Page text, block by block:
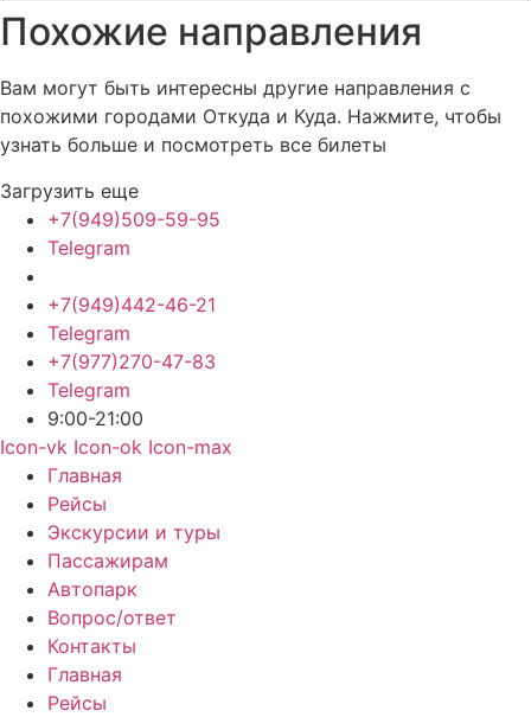
Похожие направления
Вам могут быть интересны другие направления с
похожими городами Откуда и Куда. Нажмите, чтобы
узнать больше и посмотреть все билеты
Загрузить еще
+7(949)509-59-95
Telegram
+7(949)442-46-21
Telegram
+7(977)270-47-83
Telegram
9:00-21:00
Icon-vk Icon-ok Icon-max
Главная
Рейсы
Экскурсии и туры
Пассажирам
Автопарк
Вопрос/ответ
Контакты
Главная
Рейсы